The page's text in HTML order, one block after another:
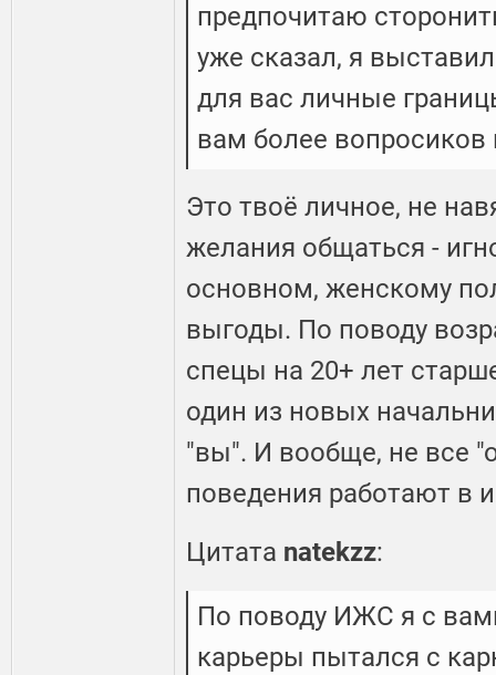
предпочитаю
уже сказал, я
для вас личные
вам более вопросиков
Это твоё личное, не
желания общаться -
основном, женскому
выгоды. По поводу
спецы на 20+ лет
один из новых
"вы". И вообще, не все
поведения работают в
Цитата natekzz:
По поводу ИЖС я с
карьеры пытался с